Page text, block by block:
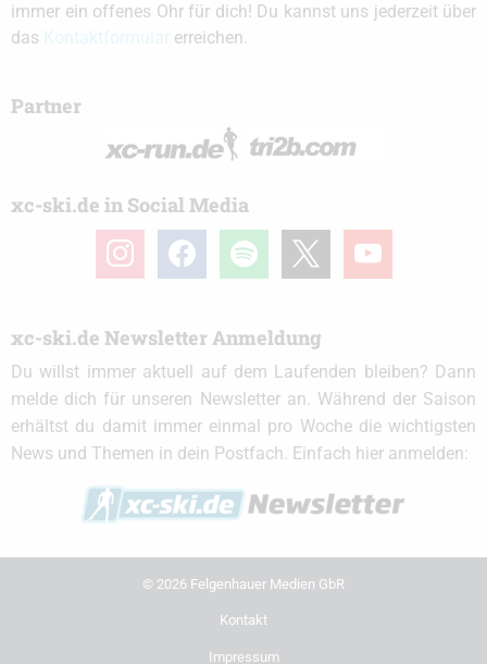
immer ein offenes Ohr für dich! Du kannst uns jederzeit über
das
erreichen.
Partner
xc-ski.de in Social Media
instagramfacebook spotify youtube
xc-ski.de Newsletter Anmeldung
Du willst immer aktuell auf dem Laufenden bleiben? Dann
melde dich für unseren Newsletter an. Während der Saison
erhältst du damit immer einmal pro Woche die wichtigsten
News und Themen in dein Postfach. Einfach hier anmelden:
© 2026 Felgenhauer Medien GbR
Kontakt
Impressum